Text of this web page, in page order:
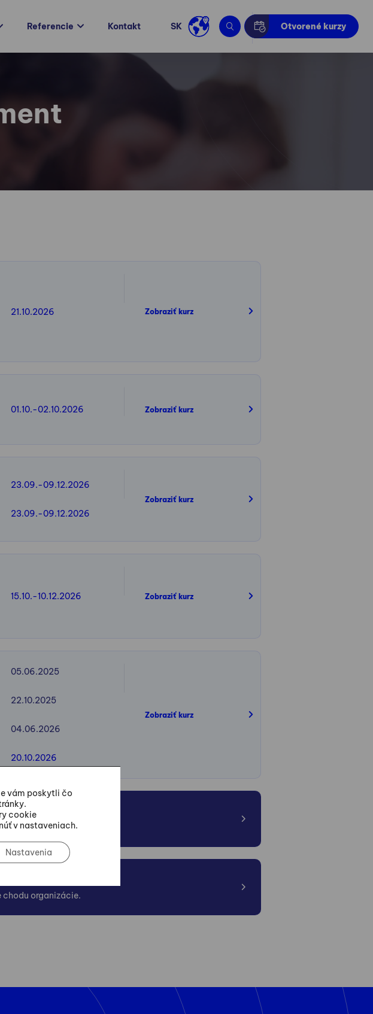
Referencie Kontakt SK Otvorené kurzy
21.10.2026 Zobraziť kurz
01.10.-02.10.2026 Zobraziť kurz
23.09.-09.12.2026
23.09.-09.12.2026
Zobraziť kurz
15.10.-10.12.2026 Zobraziť kurz
05.06.2025
22.10.2025
04.06.2026
20.10.2026
Zobraziť kurz
organizácie.
vám poskytli čo
cookie
v nastaveniach.
Nastavenia